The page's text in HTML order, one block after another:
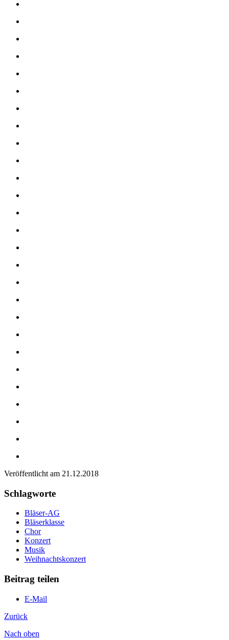
Veröffentlicht am 21.12.2018
Schlagworte
Bläser-AG
Bläserklasse
Chor
Konzert
Musik
Weihnachtskonzert
Beitrag teilen
E-Mail
Zurück
Nach oben